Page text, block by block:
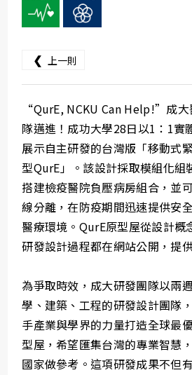
❮ 上一則
“QurE, NCKU Can Help!”成大
隊邁進！成功大學28日以1：1實
展示自主研發的台灣版「移動式
型QurE」。該設計採取模組化組
搭建檢疫醫院負壓病房組合，並
線分離，在防疫期間迅速提供安
醫療環境。QurE原型屋從設計概
研發設計過程都在網站公開，提
為爭取時效，成大研發團隊以兩
學、建築、工程的研發設計團隊
手產業與學界的力量打造全球最
型屋，希望匯集台灣的專業智慧
國家做參考。這項研發成果不但